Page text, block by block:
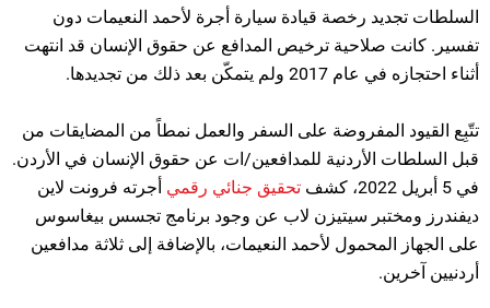
السلطات تجديد رخصة قيادة سيارة أجرة لأحمد النعيمات دون
تفسير. كانت صلاحية ترخيص المدافع عن حقوق الإنسان قد انتهت
أثناء احتجازه في عام 2017 ولم يتمكّن بعد ذلك من تجديدها.
تتّبِع القيود المفروضة على السفر والعمل نمطاً من المضايقات من
قبل السلطات الأردنية للمدافعين/ات عن حقوق الإنسان في الأردن.
في 5 أبريل 2022، كشف
تحقيق جنائي رقمي أجرته فرونت لاين
ديفندرز ومختبر سيتيزن لاب عن وجود برنامج تجسس بيغاسوس
على الجهاز المحمول لأحمد النعيمات، بالإضافة إلى ثلاثة مدافعين
أردنيين آخرين.